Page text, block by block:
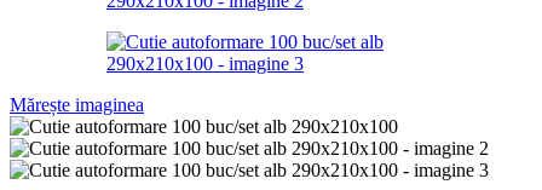
Mărește imaginea